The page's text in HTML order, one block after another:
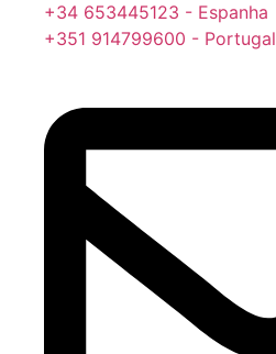
+34 653445123 - Espanha
+351 914799600 - Portugal